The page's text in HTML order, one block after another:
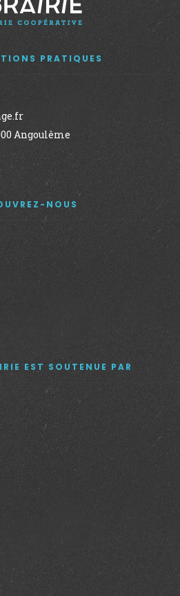
PRATIQUES
Angoulême
NOUS
EST SOUTENUE PAR